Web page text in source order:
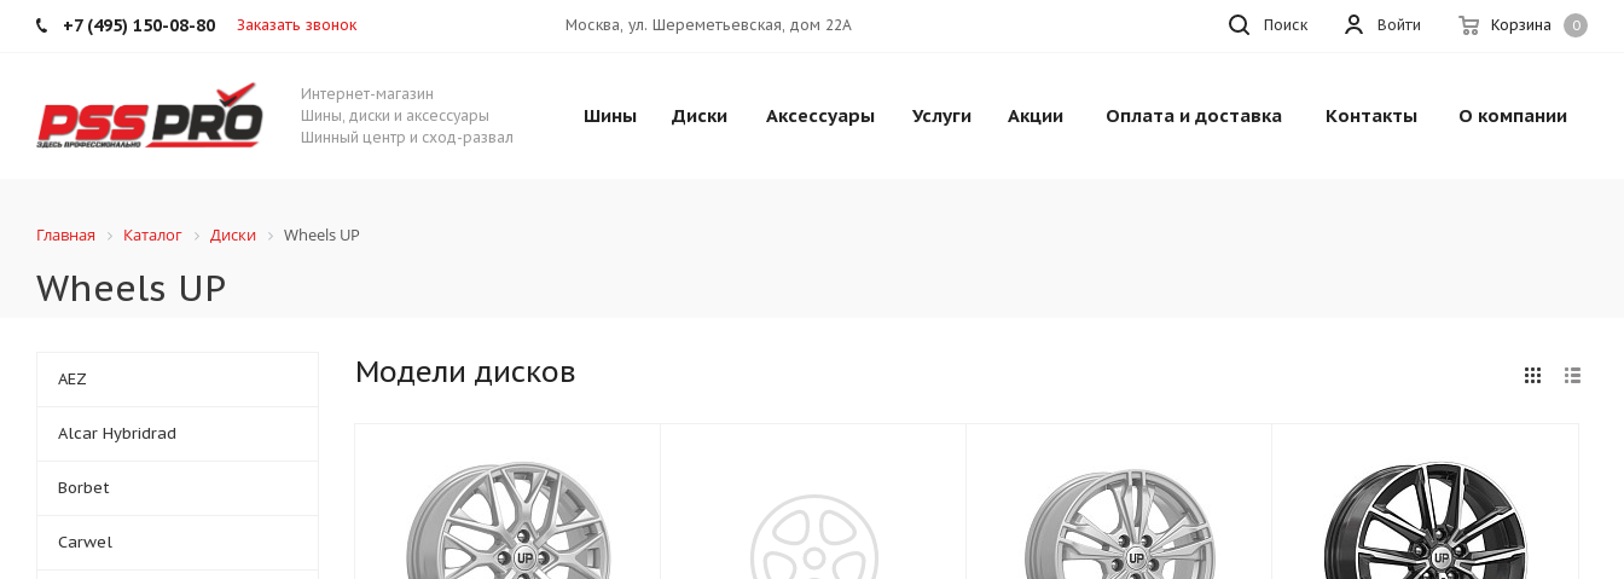
+7 (495) 150-08-80 Заказать звонок Корзина 0
Войти
Москва, ул. Шереметьевская, дом 22А Поиск
Интернет-магазин
Шины, диски и аксессуары
Шинный центр и сход-развал
Шины Диски Аксессуары Услуги Акции Оплата и доставка Контакты О компании
Главная Каталог Диски Wheels UP
Wheels UP
Модели дисков
AEZ
Alcar Hybridrad
Borbet
Carwel